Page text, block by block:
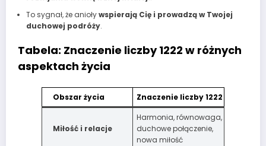
To sygnał, że anioływspierają Cię i prowadzą w Twojej
duchowej podróży.
Tabela: Znaczenie liczby 1222 w różnych
aspektach życia
Obszar życia Znaczenie liczby 1222
Miłość i relacje
Harmonia, równowaga,
duchowe połączenie,
nowa miłość